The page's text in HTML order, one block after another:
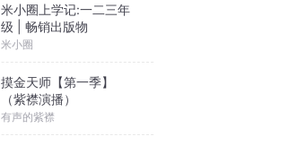
米小圈上学记:一二三年
级 | 畅销出版物
米小圈
摸金天师【第一季】
（紫襟演播）
有声的紫襟